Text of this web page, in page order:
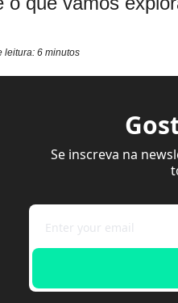
leitura: 6 minutos
Se inscreva na